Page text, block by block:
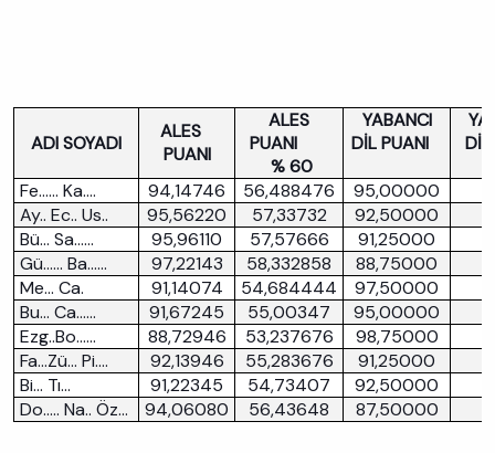
ADI SOYADI
ALES
PUANI
ALES
PUANI
% 60
YABANCI
DİL PUANI
DİL
Fe…… Ka….
94,14746 56,488476 95,00000
Ay.. Ec.. Us..
95,56220 57,33732 92,50000
Bü… Sa……
95,96110 57,57666 91,25000
Gü…… Ba……
97,22143 58,332858 88,75000
Me… Ca.
91,14074 54,684444 97,50000
Bu… Ca……
91,67245 55,00347 95,00000
Ezg..Bo……
88,72946 53,237676 98,75000
Fa…Zü… Pi….
92,13946 55,283676 91,25000
Bi… Tı…
91,22345 54,73407 92,50000
Do….. Na.. Öz…
94,06080 56,43648 87,50000